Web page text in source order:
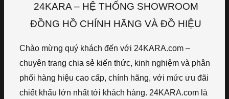
24KARA – HỆ THỐNG SHOWROOM
ĐỒNG HỒ CHÍNH HÃNG VÀ ĐỒ HIỆU
Chào mừng quý khách đến với 24KARA.com –
chuyên trang chia sẻ kiến thức, kinh nghiệm và phân
phối hàng hiệu cao cấp, chính hãng, với mức ưu đãi
chiết khấu lớn nhất tới khách hàng. 24KARA.com là